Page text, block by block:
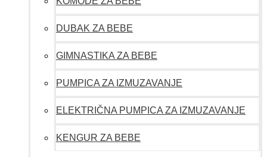
DUBAK ZA BEBE
GIMNASTIKA ZA BEBE
PUMPICA ZA IZMUZAVANJE
ELEKTRIČNA PUMPICA ZA IZMUZAVANJE
KENGUR ZA BEBE